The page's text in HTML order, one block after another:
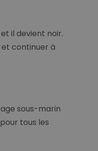
il devient noir.
et continuer à
sous-marin
tous les